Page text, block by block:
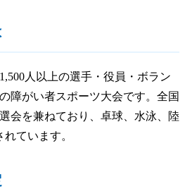
人以上の選手・役員・ボラン
障がい者スポーツ大会です。全国
会を兼ねており、卓球、水泳、陸
ています。